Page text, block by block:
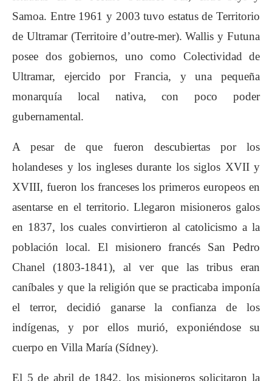
Samoa. Entre 1961 y 2003 tuvo estatus de Territorio
de Ultramar (Territoire d’outre-mer). Wallis y Futuna
posee dos gobiernos, uno como Colectividad de
Ultramar, ejercido por Francia, y una pequeña
monarquía local nativa, con poco poder
gubernamental.
A pesar de que fueron descubiertas por los
holandeses y los ingleses durante los siglos XVII y
XVIII, fueron los franceses los primeros europeos en
asentarse en el territorio. Llegaron misioneros galos
en 1837, los cuales convirtieron al catolicismo a la
población local. El misionero francés San Pedro
Chanel (1803-1841), al ver que las tribus eran
caníbales y que la religión que se practicaba imponía
el terror, decidió ganarse la confianza de los
indígenas, y por ellos murió, exponiéndose su
cuerpo en Villa María (Sídney).
El 5 de abril de 1842, los misioneros solicitaron la